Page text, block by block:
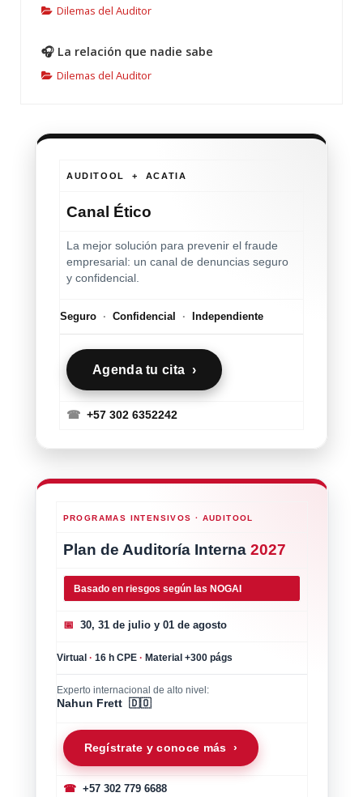
Dilemas del Auditor
🎧 La relación que nadie sabe
Dilemas del Auditor
AUDITOOL + ACATIA
Canal Ético
La mejor solución para prevenir el fraude
empresarial: un canal de denuncias seguro
y confidencial.
Seguro · Confidencial · Independiente
Agenda tu cita ›
☎ +57 302 6352242
PROGRAMAS INTENSIVOS · AUDITOOL
Plan de Auditoría Interna 2027
Basado en riesgos según las NOGAI
📅 30, 31 de julio y 01 de agosto
Virtual · 16 h CPE · Material +300 págs
Experto internacional de alto nivel:
Nahun Frett 🇩🇴
Regístrate y conoce más ›
☎+57 302 779 6688